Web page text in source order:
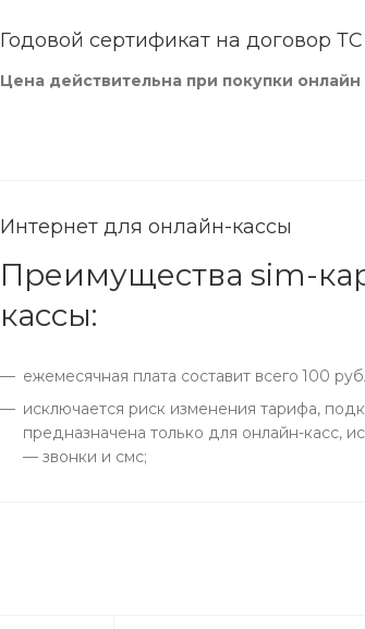
Годовой сертификат на договор ТС
Цена действительна при покупки онлайн
Интернет для онлайн-кассы
Преимущества sim-
кассы:
ежемесячная плата составит всего 100
исключается риск изменения тарифа,
предназначена только для онлайн-касс,
— звонки и смс;